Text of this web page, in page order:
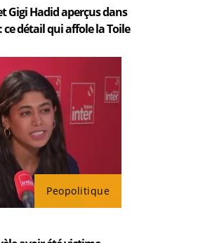
Gigi Hadid aperçus dans
ce détail qui affole la Toile
Peopolitique